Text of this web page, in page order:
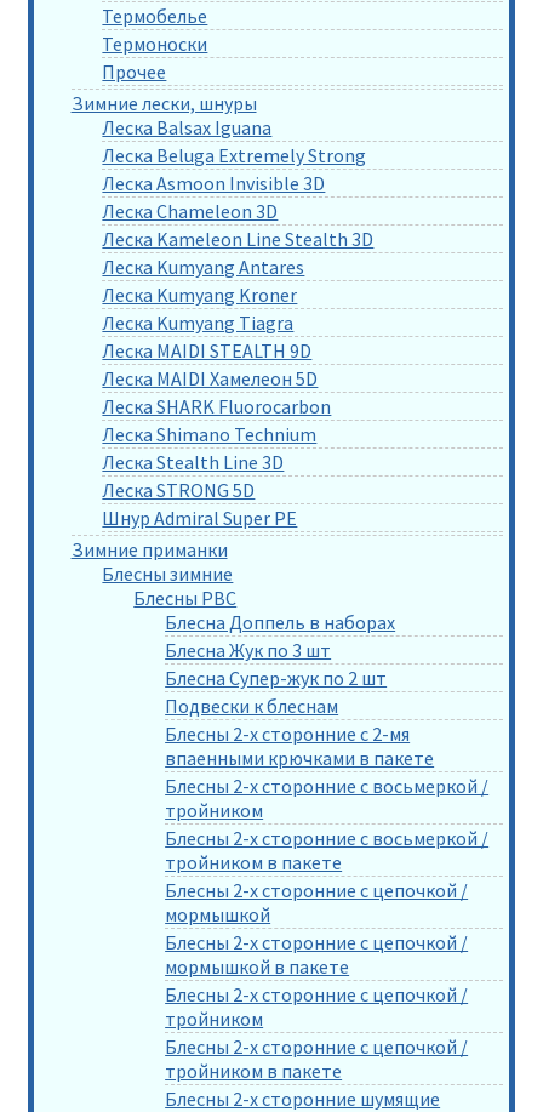
Термобелье
Термоноски
Прочее
Зимние лески, шнуры
Леска Balsax Iguana
Леска Beluga Extremely Strong
Леска Asmoon Invisible 3D
Леска Chameleon 3D
Леска Kameleon Line Stealth 3D
Леска Kumyang Antares
Леска Kumyang Kroner
Леска Kumyang Tiagra
Леска MAIDI STEALTH 9D
Леска MAIDI Хамелеон 5D
Леска SHARK Fluorocarbon
Леска Shimano Technium
Леска Stealth Line 3D
Леска STRONG 5D
Шнур Admiral Super PE
Зимние приманки
Блесны зимние
Блесны РВС
Блесна Доппель в наборах
Блесна Жук по 3 шт
Блесна Супер-жук по 2 шт
Подвески к блеснам
Блесны 2-х сторонние с 2-мя
впаенными крючками в пакете
Блесны 2-х сторонние с восьмеркой /
тройником
Блесны 2-х сторонние с восьмеркой /
тройником в пакете
Блесны 2-х сторонние с цепочкой /
мормышкой
Блесны 2-х сторонние с цепочкой /
мормышкой в пакете
Блесны 2-х сторонние с цепочкой /
тройником
Блесны 2-х сторонние с цепочкой /
тройником в пакете
Блесны 2-х сторонние шумящие